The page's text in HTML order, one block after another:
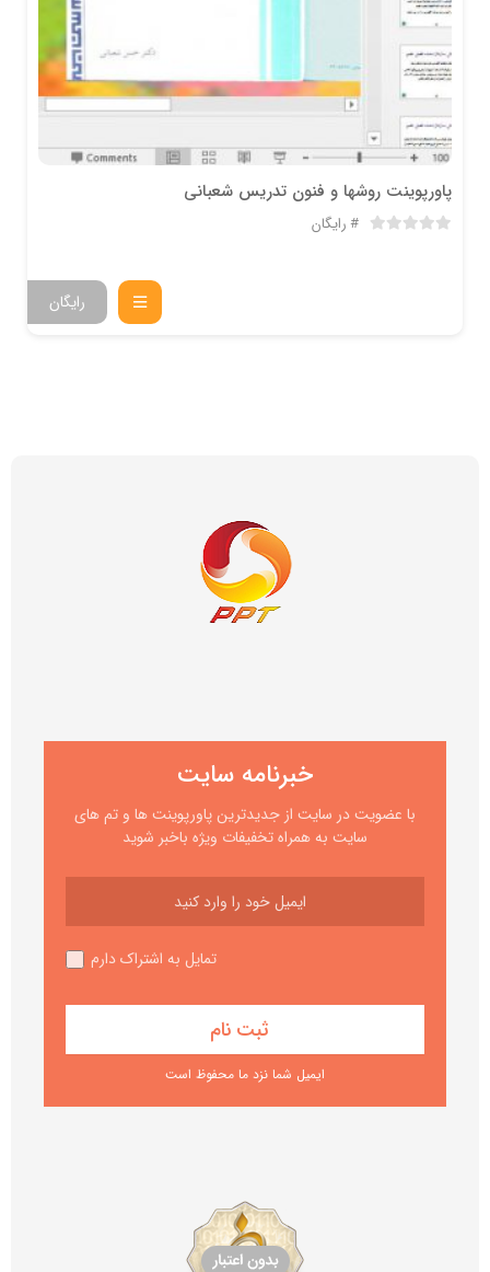
پاورپوینت روشها و فنون تدریس شعبانی
رایگان
رایگان
خبرنامه سایت
با عضویت در سایت از جدیدترین پاورپوینت ها و تم های
سایت به همراه تخفیفات ویژه باخبر شوید
تمایل به اشتراک دارم
ایمیل شما نزد ما محفوظ است